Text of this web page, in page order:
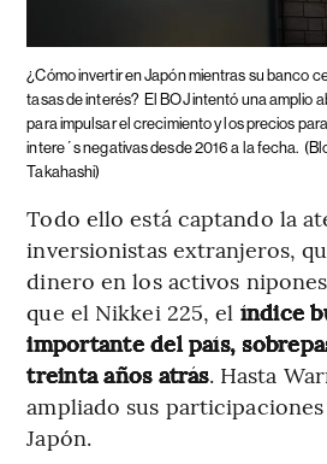
¿Cómo invertir en Japón mientras su banco
tasas de interés? El BOJ intentó una amplio
para impulsar el crecimiento y los precios
intere´s negativas desde 2016 a la fecha.
Takahashi)
Todo ello está captando la
inversionistas extranjeros,
dinero en los activos
que el Nikkei 225, el índice
importante del país,
treinta años atrás. Hasta
ampliado sus
Japón.